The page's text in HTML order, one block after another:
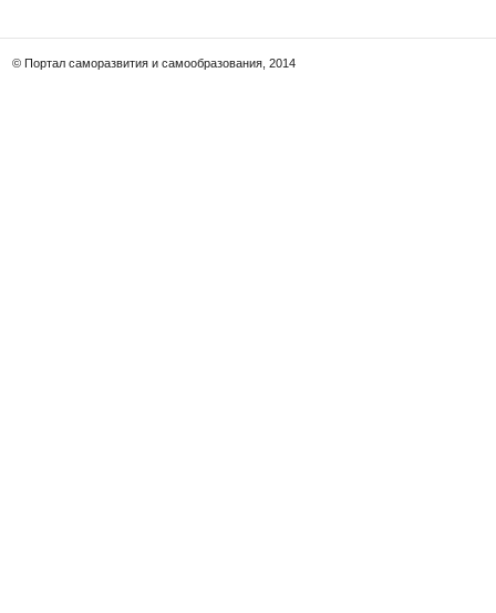
© Портал саморазвития и самообразования, 2014